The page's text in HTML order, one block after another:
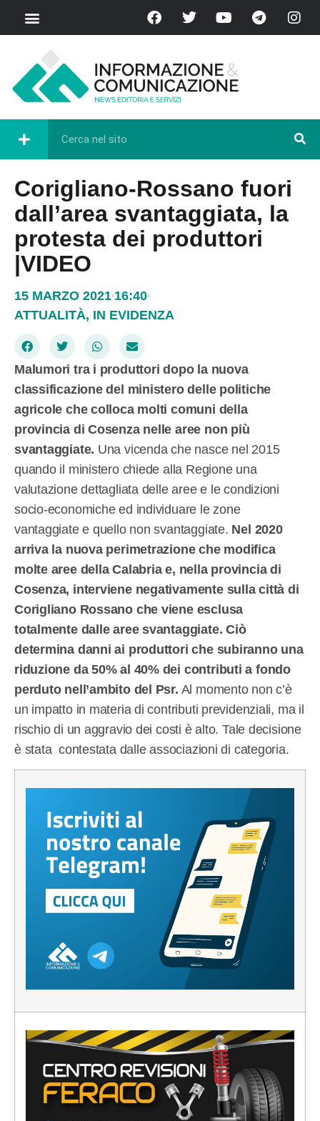
Corigliano-Rossano fuori
dall’area svantaggiata, la
protesta dei produttori
|VIDEO
15 MARZO 2021 16:40
ATTUALITÀ, IN EVIDENZA
Malumori tra i produttori dopo la nuova
classificazione del ministero delle politiche
agricole che colloca molti comuni della
provincia di Cosenza nelle aree non più
svantaggiate. Una vicenda che nasce nel 2015
quando il ministero chiede alla Regione una
valutazione dettagliata delle aree e le condizioni
socio-economiche ed individuare le zone
vantaggiate e quello non svantaggiate. Nel 2020
arriva la nuova perimetrazione che modifica
molte aree della Calabria e, nella provincia di
Cosenza, interviene negativamente sulla città di
Corigliano Rossano che viene esclusa
totalmente dalle aree svantaggiate. Ciò
determina danni ai produttori che subiranno una
riduzione da 50% al 40% dei contributi a fondo
perduto nell’ambito del Psr. Al momento non c’è
un impatto in materia di contributi previdenziali, ma il
rischio di un aggravio dei costi è alto. Tale decisione
è stata contestata dalle associazioni di categoria.